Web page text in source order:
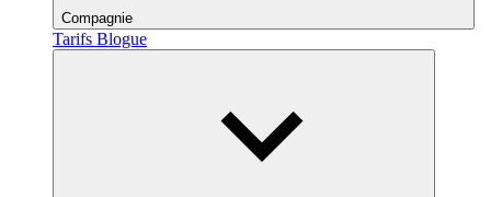
Compagnie
Tarifs Blogue